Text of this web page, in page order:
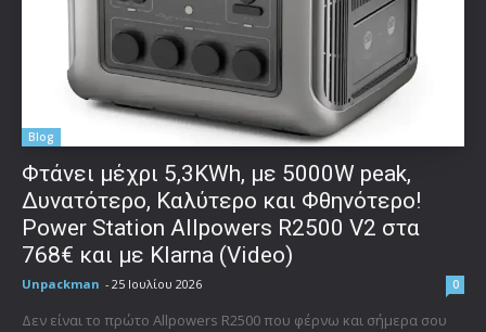
Blog
Φτάνει μέχρι 5,3KWh, με 5000W peak,
Δυνατότερο, Καλύτερο και Φθηνότερο!
Power Station Allpowers R2500 V2 στα
768€ και με Klarna (Video)
Unpackman - 25 Ιουλίου 2026 0
Δεν είναι το πρώτο Allpowers R2500 που φέρνω και σήμερα σου